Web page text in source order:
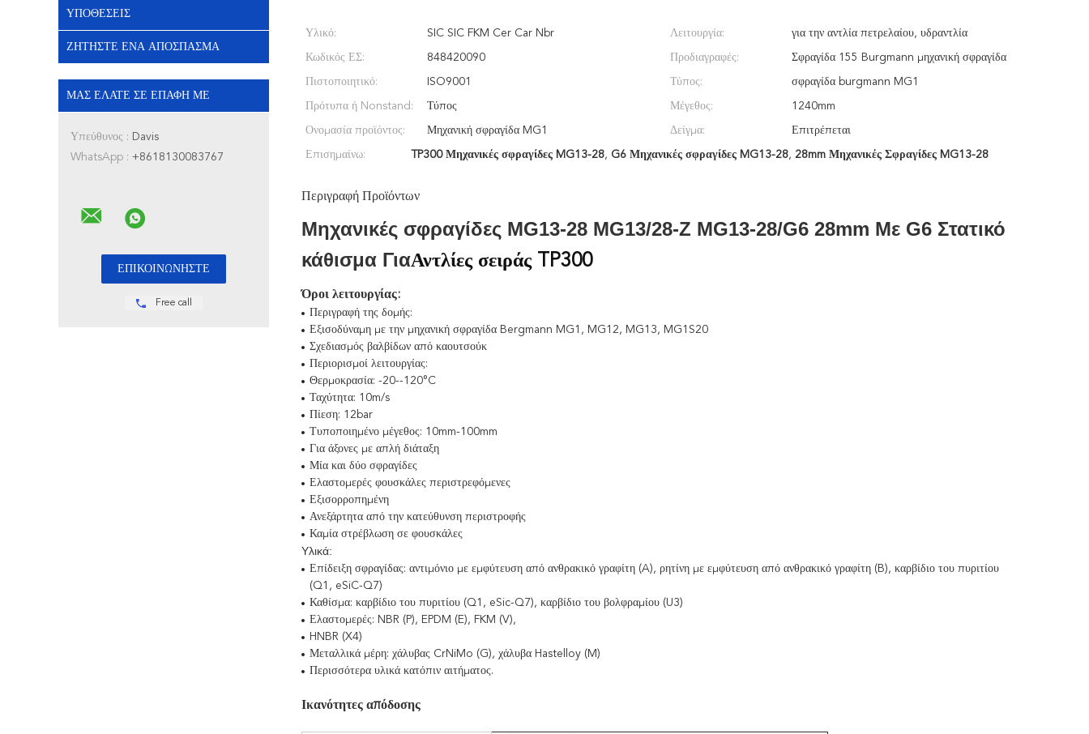
ΥΠΟΘΈΣΕΙΣ
ΖΗΤΉΣΤΕ ΈΝΑ ΑΠΌΣΠΑΣΜΑ
ΜΑΣ ΕΛΆΤΕ ΣΕ ΕΠΑΦΉ ΜΕ
Υπεύθυνος : Davis
WhatsApp : +8618130083767
Free call
Υλικό: SIC SIC FKM Cer Car Nbr Λειτουργία: για την αντλία πετρελαίου, υδραντλία
Κωδικός ΕΣ: 848420090 Προδιαγραφές: Σφραγίδα 155 Burgmann μηχανική σφραγίδα
Πιστοποιητικό: ISO9001 Τύπος: σφραγίδα burgmann MG1
Πρότυπα ή Nonstand: Τύπος Μέγεθος: 1240mm
Ονομασία προϊόντος: Μηχανική σφραγίδα MG1 Δείγμα: Επιτρέπεται
Επισημαίνω: TP300 Μηχανικές σφραγίδες MG13-28, G6 Μηχανικές σφραγίδες MG13-28, 28mm Μηχανικές Σφραγίδες MG13-28
Περιγραφή Προϊόντων
Μηχανικές σφραγίδες MG13-28 MG13/28-Z MG13-28/G6 28mm Με G6 Στατικό
κάθισμα ΓιαΑντλίες σειράς TP300
Όροι λειτουργίας:
Περιγραφή της δομής:
Εξισοδύναμη με την μηχανική σφραγίδα Bergmann MG1, MG12, MG13, MG1S20
Σχεδιασμός βαλβίδων από καουτσούκ
Περιορισμοί λειτουργίας:
Θερμοκρασία: -20--120°C
Ταχύτητα: 10m/s
Πίεση: 12bar
Τυποποιημένο μέγεθος: 10mm-100mm
Για άξονες με απλή διάταξη
Μία και δύο σφραγίδες
Ελαστομερές φουσκάλες περιστρεφόμενες
Εξισορροπημένη
Ανεξάρτητα από την κατεύθυνση περιστροφής
Καμία στρέβλωση σε φουσκάλες
Υλικά:
Επίδειξη σφραγίδας: αντιμόνιο με εμφύτευση από ανθρακικό γραφίτη (A), ρητίνη με εμφύτευση από ανθρακικό γραφίτη (B), καρβίδιο του πυριτίου
(Q1, eSiC-Q7)
Καθίσμα: καρβίδιο του πυριτίου (Q1, eSic-Q7), καρβίδιο του βολφραμίου (U3)
Ελαστομερές: NBR (P), EPDM (E), FKM (V),
HNBR (X4)
Μεταλλικά μέρη: χάλυβας CrNiMo (G), χάλυβα Hastelloy (M)
Περισσότερα υλικά κατόπιν αιτήματος.
Ικανότητες απόδοσης